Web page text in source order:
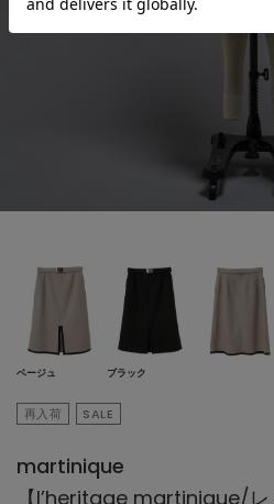
ベージュ ブラック
再入荷 SALE
martinique
【l’heritage martinique/レ